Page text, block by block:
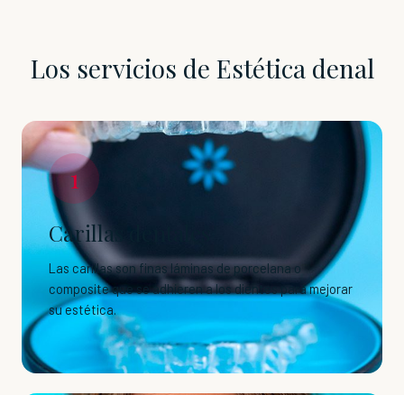
Los servicios de Estética denal
1
Carillas dentales
Las carillas son finas láminas de porcelana o
composite que se adhieren a los dientes para mejorar
su estética.